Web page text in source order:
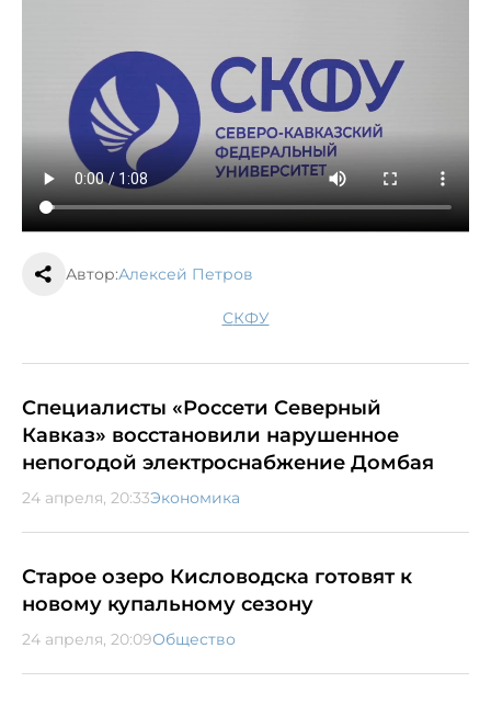
Автор:Алексей Петров
СКФУ
Специалисты «Россети Северный
Кавказ» восстановили нарушенное
непогодой электроснабжение Домбая
24 апреля, 20:33Экономика
Старое озеро Кисловодска готовят к
новому купальному сезону
24 апреля, 20:09Общество